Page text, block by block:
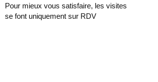
Pour mieux vous satisfaire, les visites
se font uniquement sur RDV